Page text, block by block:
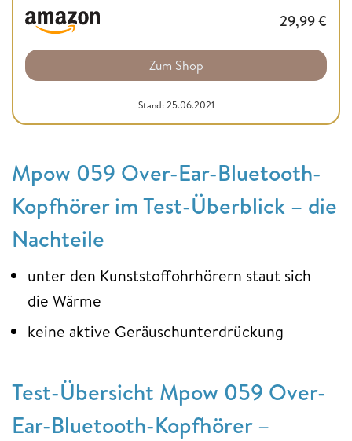
29,99€
Zum Shop
Stand: 25.06.2021
Mpow 059 Over-Ear-Bluetooth-
Kopfhörer im Test-Überblick – die
Nachteile
unter den Kunststoffohrhörern staut sich
die Wärme
keine aktive Geräuschunterdrückung
Test-Übersicht Mpow 059 Over-
Ear-Bluetooth-Kopfhörer –